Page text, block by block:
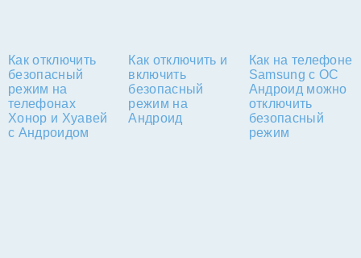
Как отключить
безопасный
режим на
телефонах
Хонор и Хуавей
с Андроидом
Как отключить и
включить
безопасный
режим на
Андроид
Как на телефоне
Samsung с ОС
Андроид можно
отключить
безопасный
режим